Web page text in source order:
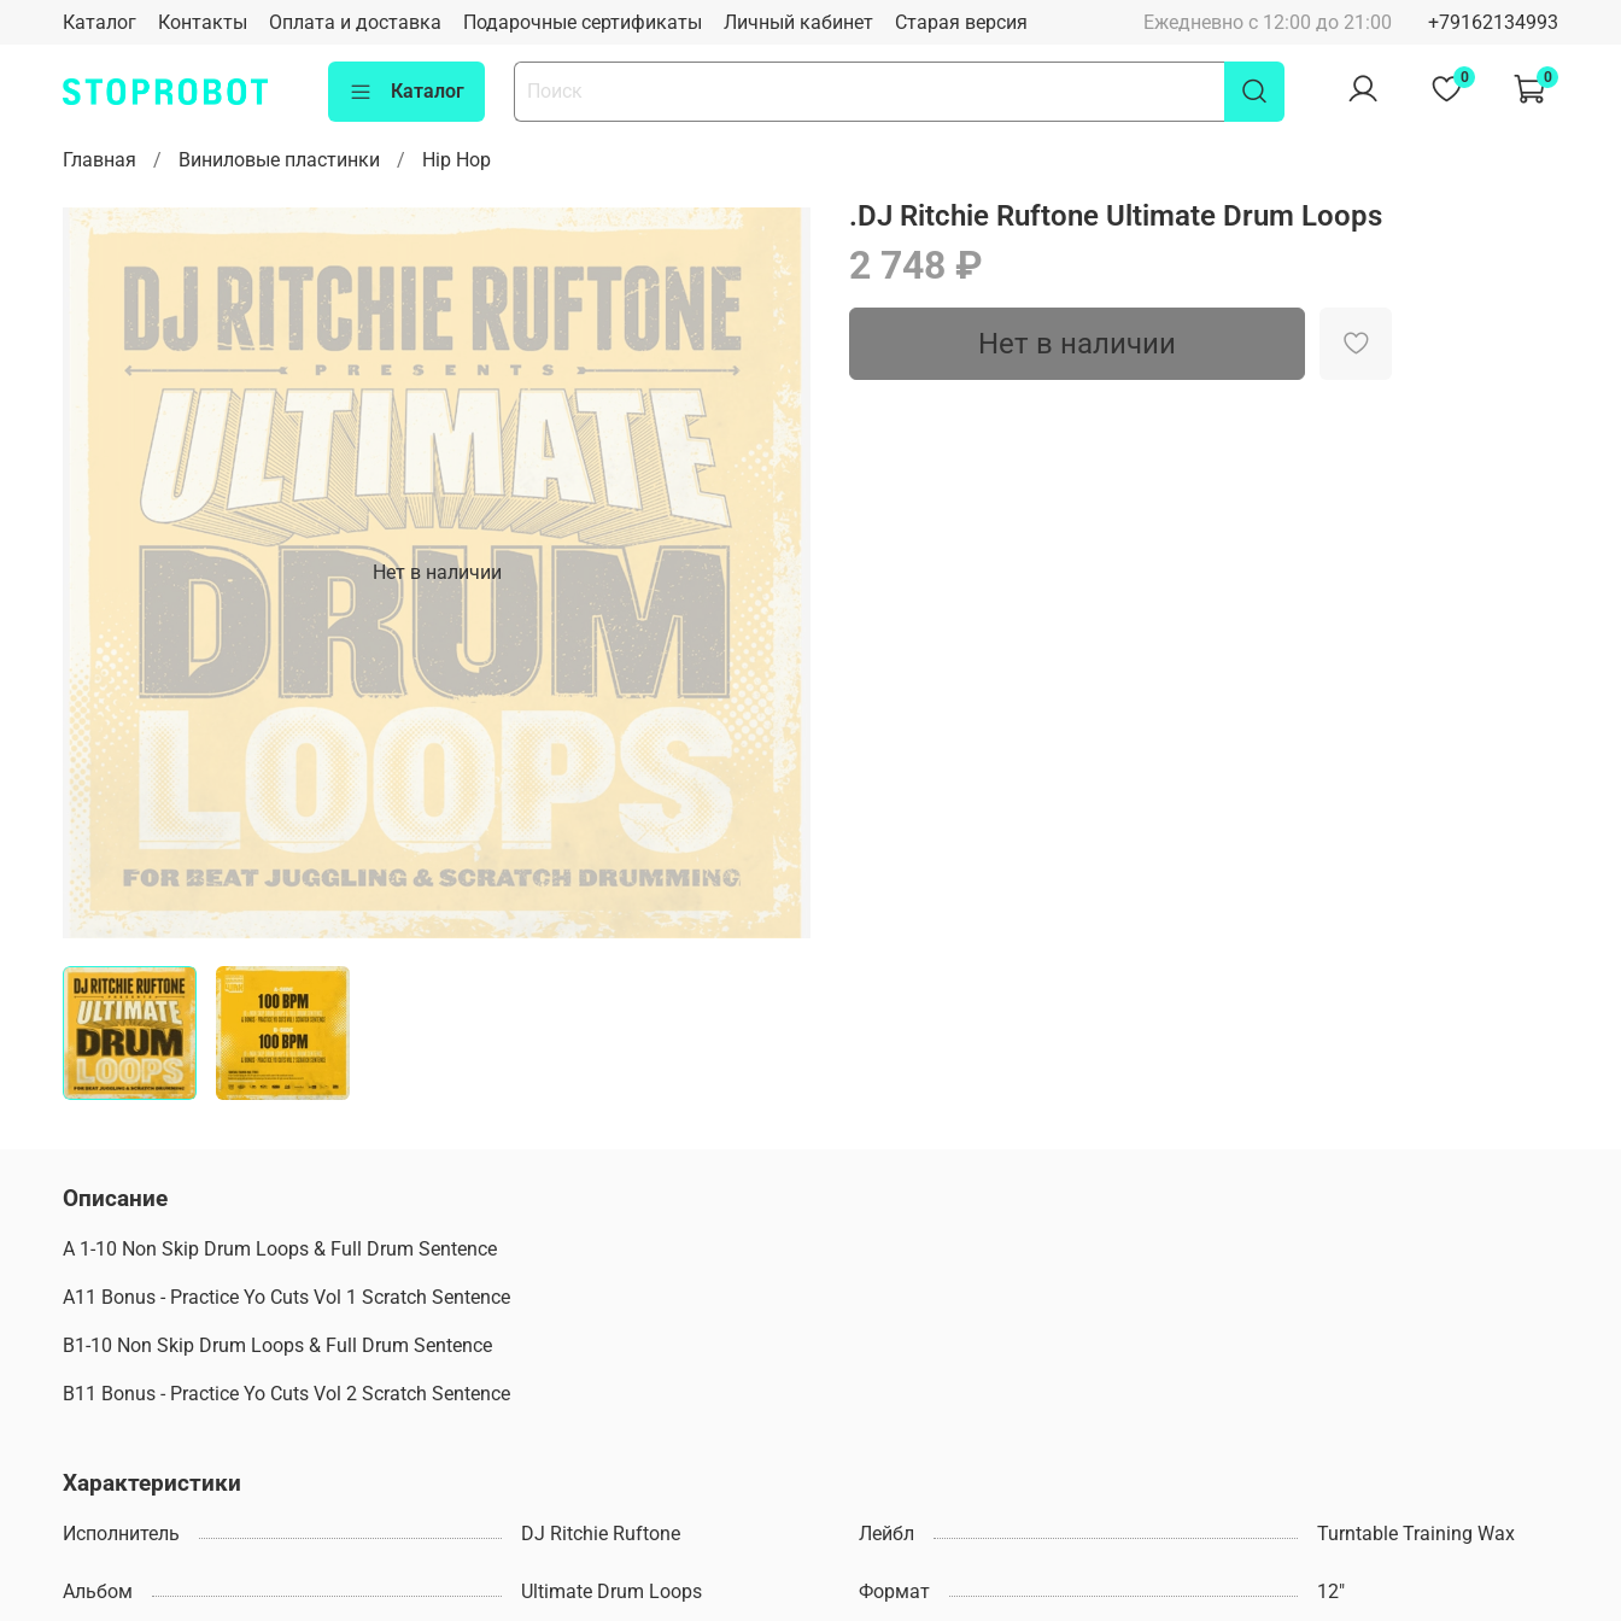
Каталог Контакты Оплата и доставка Подарочные сертификаты Личный кабинет Старая версия Ежедневно с 12:00 до 21:00 +79162134993
Каталог
0 0
Главная Виниловые пластинки Hip Hop
Нет в наличии
.DJ Ritchie Ruftone Ultimate Drum Loops
2 748 ₽
Нет в наличии
Описание
A 1-10 Non Skip Drum Loops & Full Drum Sentence
A11 Bonus - Practice Yo Cuts Vol 1 Scratch Sentence
B1-10 Non Skip Drum Loops & Full Drum Sentence
B11 Bonus - Practice Yo Cuts Vol 2 Scratch Sentence
Характеристики
Исполнитель DJ Ritchie Ruftone Лейбл Turntable Training Wax
Альбом Ultimate Drum Loops Формат 12"